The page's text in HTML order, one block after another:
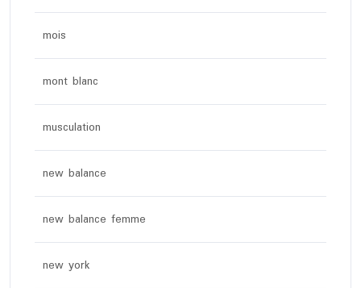
mois
mont blanc
musculation
new balance
new balance femme
new york